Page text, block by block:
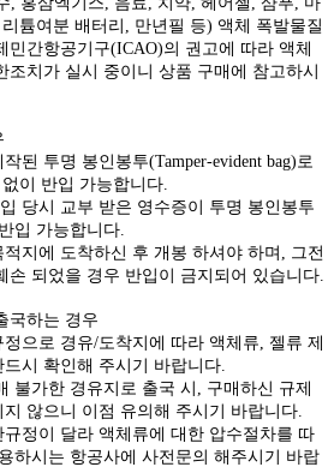
튬여분 배터리, 만년필 등) 액체 폭발물질
민간항공기구(ICAO)의 권고에 따라 액체
치가 실시 중이니 상품 구매에 참고하시
된 투명 봉인봉투(Tamper-evident bag)로
이 반입 가능합니다.
당시 교부 받은 영수증이 투명 봉인봉투
입 가능합니다.
적지에 도착하신 후 개봉 하셔야 하며, 그전
손 되었을 경우 반입이 금지되어 있습니다.
국하는 경우
으로 경유/도착지에 따라 액체류, 젤류 제
시 확인해 주시기 바랍니다.
불가한 경유지로 출국 시, 구매하신 규제
않으니 이점 유의해 주시기 바랍니다.
규정이 달라 액체류에 대한 압수절차를 따
하시는 항공사에 사전문의 해주시기 바랍